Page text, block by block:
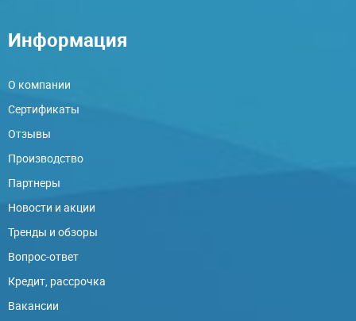
Информация
О компании
Сертификаты
Отзывы
Производство
Партнеры
Новости и акции
Тренды и обзоры
Вопрос-ответ
Кредит, рассрочка
Вакансии